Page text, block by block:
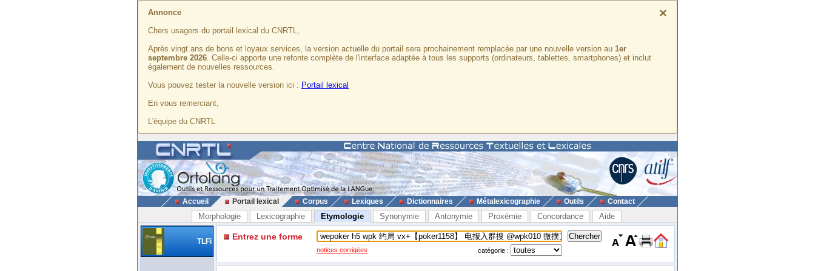
×
Annonce
Chers usagers du portail lexical du CNRTL,
Après vingt ans de bons et loyaux services, la version actuelle du portail sera prochainement remplacée par une nouvelle version au 1er
septembre 2026. Celle-ci apporte une refonte complète de l'interface adaptée à tous les supports (ordinateurs, tablettes, smartphones) et inclut
également de nouvelles ressources.
Vous pouvez tester la nouvelle version ici : Portail lexical
En vous remerciant,
L'équipe du CNRTL
Accueil Portail lexical Corpus Lexiques Dictionnaires Métalexicographie Outils Contact
Morphologie Lexicographie Etymologie Synonymie Antonymie Proxémie Concordance Aide
TLFi Entrez une forme
notices corrigées catégorie :